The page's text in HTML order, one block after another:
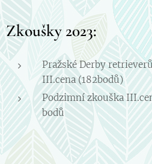
Zkoušky 2023:
Pražské Derby
III.cena (182bodů)
Podzimní zkouška
bodů